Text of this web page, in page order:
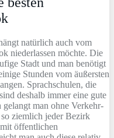
natürlich auch vom
niederlassen möchte. Die
Stadt und man benötigt
Stunden vom äußersten
Sprachschulen, die
deshalb immer eine gute
man ohne Verkehr-
ziemlich jeder Bezirk
öffentlichen